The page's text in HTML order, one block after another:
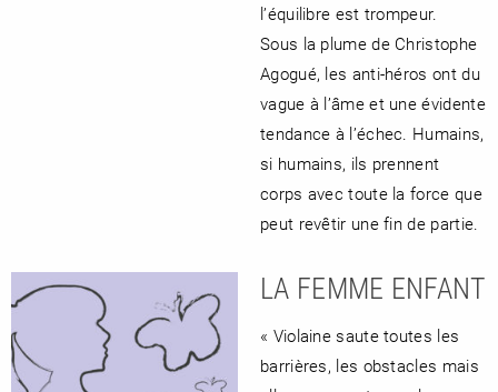
l’équilibre est trompeur.
Sous la plume de Christophe
Agogué, les anti-héros ont du
vague à l’âme et une évidente
tendance à l’échec. Humains,
si humains, ils prennent
corps avec toute la force que
peut revêtir une fin de partie.
LA FEMME ENFANT
« Violaine saute toutes les
barrières, les obstacles mais